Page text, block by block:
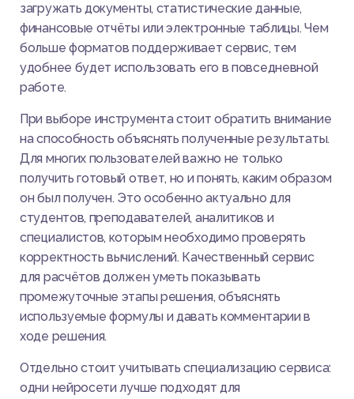
загружать документы, статистические данные,
финансовые отчёты или электронные таблицы. Чем
больше форматов поддерживает сервис, тем
удобнее будет использовать его в повседневной
работе.
При выборе инструмента стоит обратить внимание
на способность объяснять полученные результаты.
Для многих пользователей важно не только
получить готовый ответ, но и понять, каким образом
он был получен. Это особенно актуально для
студентов, преподавателей, аналитиков и
специалистов, которым необходимо проверять
корректность вычислений. Качественный сервис
для расчётов должен уметь показывать
промежуточные этапы решения, объяснять
используемые формулы и давать комментарии в
ходе решения.
Отдельно стоит учитывать специализацию сервиса:
одни нейросети лучше подходят для